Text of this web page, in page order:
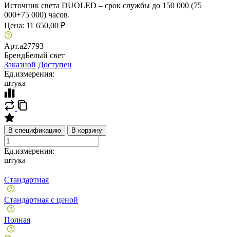
Источник света DUOLED – срок службы до 150 000 (75
000+75 000) часов.
Цена: 11 650,00 ₽
Арт.a27793
БрендБелый свет
Заказной Доступен
Ед.измерения:
штука
В спецификацию В корзину
Ед.измерения:
штука
Стандартная
Стандартная с ценой
Полная